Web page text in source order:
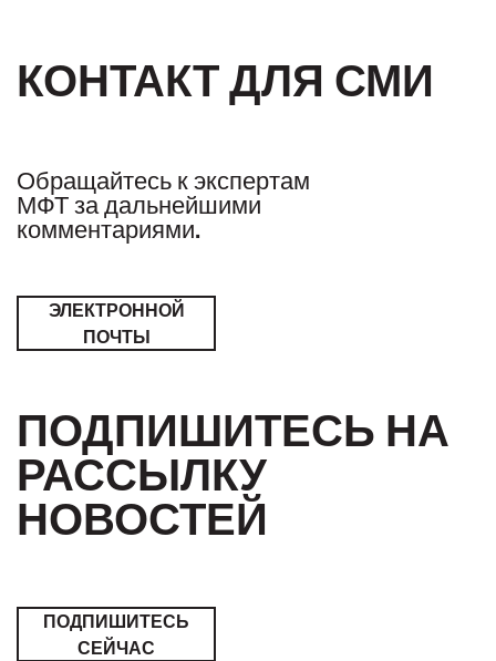
КОНТАКТ ДЛЯ СМИ
Обращайтесь к экспертам
МФТ за дальнейшими
комментариями.
ЭЛЕКТРОННОЙ
ПОЧТЫ
ПОДПИШИТЕСЬ НА
РАССЫЛКУ
НОВОСТЕЙ
ПОДПИШИТЕСЬ
СЕЙЧАС